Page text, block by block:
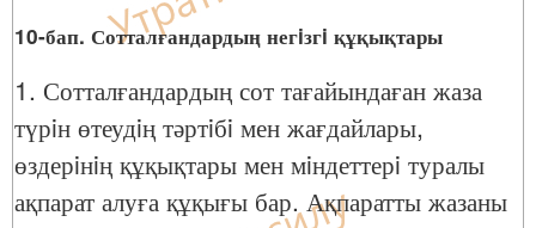
10-бап. Сотталғандардың негiзгi құқықтары
1. Сотталғандардың сот тағайындаған жаза
түрiн өтеудiң тәртiбi мен жағдайлары,
өздерiнiң құқықтары мен мiндеттерi туралы
ақпарат алуға құқығы бар. Ақпаратты жазаны